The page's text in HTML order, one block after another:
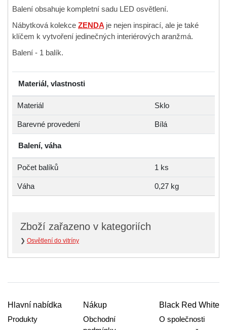
Balení obsahuje kompletní sadu LED osvětlení.
Nábytková kolekce ZENDA je nejen inspirací, ale je také
klíčem k vytvoření jedinečných interiérových aranžmá.
Balení - 1 balík.
Materiál, vlastnosti
Materiál Sklo
Barevné provedení Bílá
Balení, váha
Počet balíků 1 ks
Váha 0,27 kg
Zboží zařazeno v kategoriích
❯ Osvětlení do vitríny
Hlavní nabídka
Produkty
Nákup
Obchodní
Black Red White
O společnosti